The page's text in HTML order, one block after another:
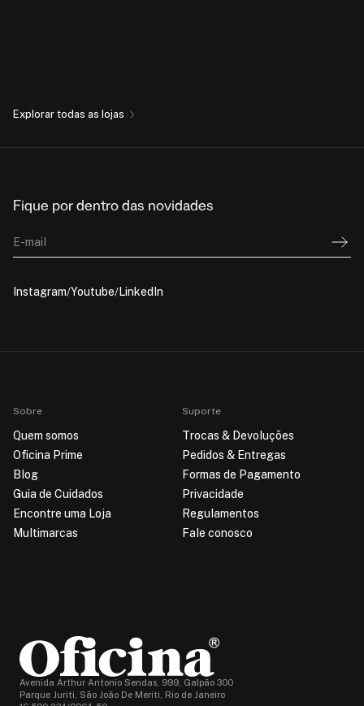
Explorar todas as lojas
Fique por dentro das novidades
E-mail
Instagram Youtube LinkedIn
Sobre
Quem somos
Oficina Prime
Blog
Guia de Cuidados
Encontre uma Loja
Multimarcas
Suporte
Trocas & Devoluções
Pedidos & Entregas
Formas de Pagamento
Privacidade
Regulamentos
Fale conosco
Avenida Arthur Antonio Sendas, 999, Galpão 300
Parque Juriti, São João De Meriti, Rio de Janeiro